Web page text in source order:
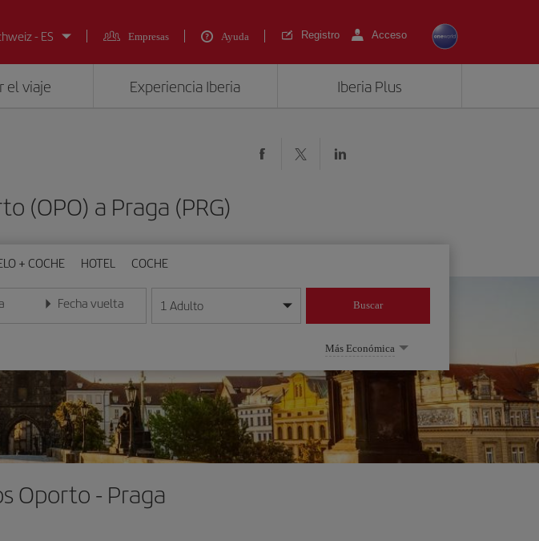
- ES
Empresas Ayuda Registro Acceso
el viaje Experiencia Iberia Iberia Plus
(OPO) a Praga (PRG)
+ COCHE HOTEL COCHE
fecha en formato día/mes/año
Fecha vuelta
Introduce la fecha en formato día/mes/año
1 Adulto Buscar
Más Económica
Oporto - Praga